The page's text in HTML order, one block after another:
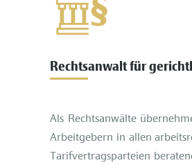
Rechtsanwalt für
Als Rechtsanwälte
Arbeitgebern in allen
Tarifvertragsparteien